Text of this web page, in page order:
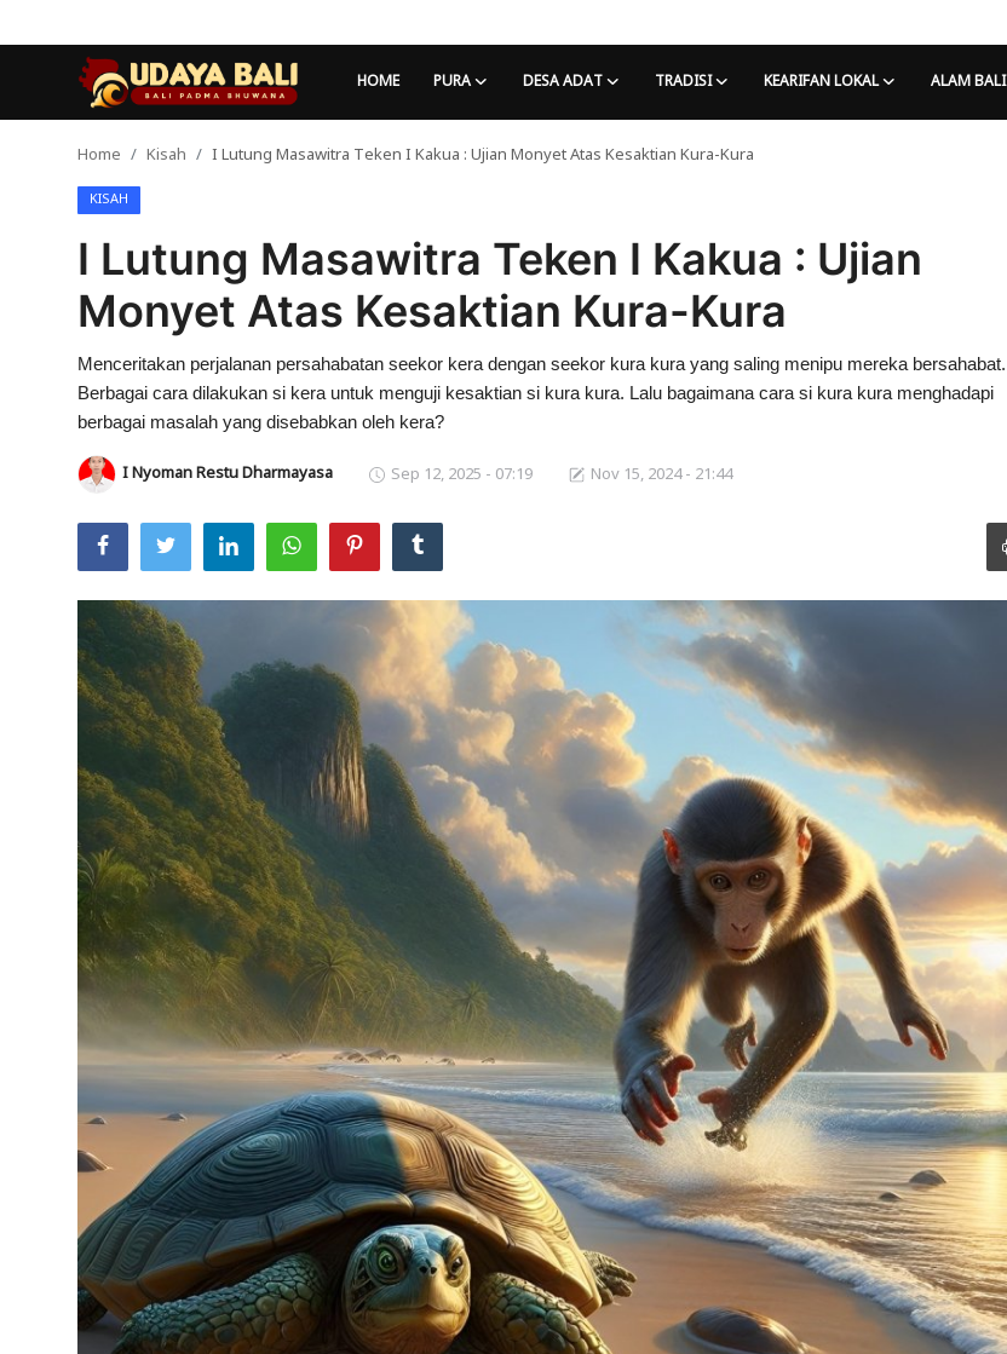
HOME PURA DESA ADAT TRADISI KEARIFAN LOKAL ALAM BALI
Kearifan lokal
Alam Bali
Indonesia
Home Kisah I Lutung Masawitra Teken I Kakua : Ujian Monyet Atas Kesaktian Kura-Kura
KISAH
I Lutung Masawitra Teken I Kakua : Ujian
Monyet Atas Kesaktian Kura-Kura
Menceritakan perjalanan persahabatan seekor kera dengan seekor kura kura yang saling menipu mereka bersahabat.
Berbagai cara dilakukan si kera untuk menguji kesaktian si kura kura. Lalu bagaimana cara si kura kura menghadapi
berbagai masalah yang disebabkan oleh kera?
I Nyoman Restu Dharmayasa Sep 12, 2025 - 07:19 Nov 15, 2024 - 21:44